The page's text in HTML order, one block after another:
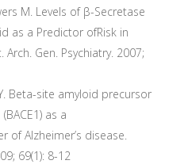
M. Levels of β-Secretase
as a Predictor ofRisk in
Gen. Psychiatry. 2007;
Beta-site amyloid precursor
as a
of Alzheimer’s disease.
69(1): 8-12